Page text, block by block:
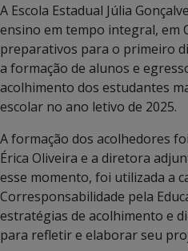
A Escola Estadual Júlia
ensino em tempo integral, em
preparativos para o primeiro
a formação de alunos e
acolhimento dos estudantes
escolar no ano letivo de 2025.
A formação dos acolhedores
Érica Oliveira e a diretora
esse momento, foi utilizada a
Corresponsabilidade pela
estratégias de acolhimento e
para refletir e elaborar seu